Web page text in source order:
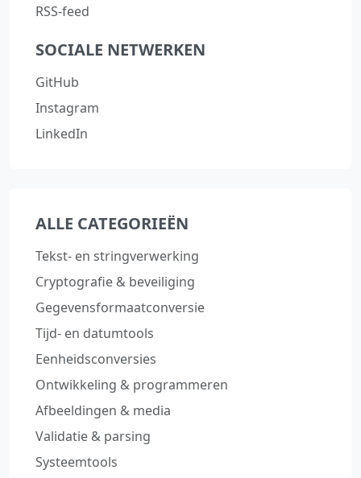
RSS-feed
SOCIALE NETWERKEN
GitHub
Instagram
LinkedIn
ALLE CATEGORIEËN
Tekst‑ en stringverwerking
Cryptografie & beveiliging
Gegevensformaatconversie
Tijd‑ en datumtools
Eenheidsconversies
Ontwikkeling & programmeren
Afbeeldingen & media
Validatie & parsing
Systeemtools